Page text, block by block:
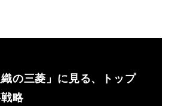
織の三菱」に見る、トップ
略